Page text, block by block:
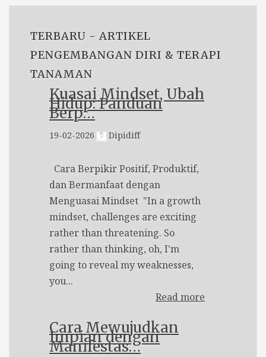
TERBARU - ARTIKEL
PENGEMBANGAN DIRI & TERAPI
TANAMAN
Kuasai Mindset, Ubah
Hidup: Panduan
Berp…
19-02-2026 Dipidiff
Cara Berpikir Positif, Produktif,
dan Bermanfaat dengan
Menguasai Mindset "In a growth
mindset, challenges are exciting
rather than threatening. So
rather than thinking, oh, I'm
going to reveal my weaknesses,
you...
Read more
Cara Mewujudkan
Impian dengan
Manifestas…